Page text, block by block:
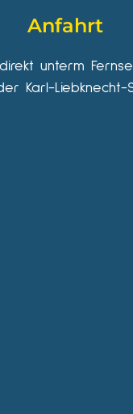
Anfahrt
unterm
Karl-Liebknecht-